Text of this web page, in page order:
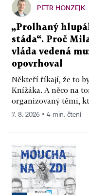
PETR HONZEJK
„Prolhaný
stáda“. Proč
vláda vedená
opovrhoval
Někteří říkají, že to
Knížáka. A něco na
organizovaný těmi,
7. 8. 2026 ▪ 4 min. čtení